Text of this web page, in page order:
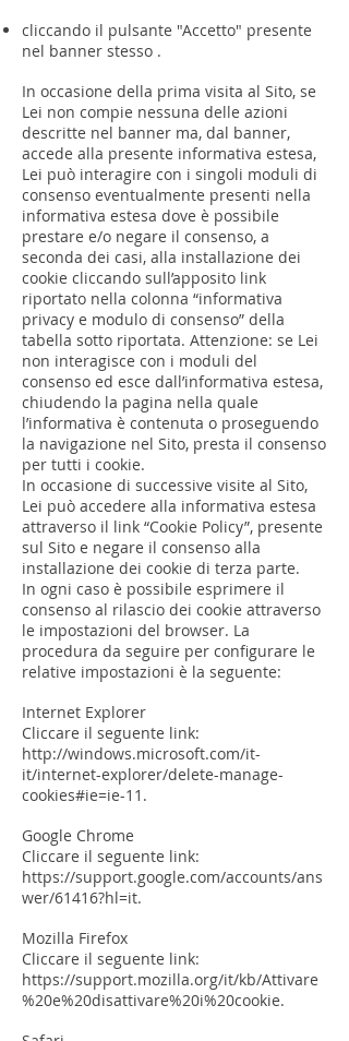
cliccando il pulsante "Accetto" presente
nel banner stesso .
In occasione della prima visita al Sito, se
Lei non compie nessuna delle azioni
descritte nel banner ma, dal banner,
accede alla presente informativa estesa,
Lei può interagire con i singoli moduli di
consenso eventualmente presenti nella
informativa estesa dove è possibile
prestare e/o negare il consenso, a
seconda dei casi, alla installazione dei
cookie cliccando sull’apposito link
riportato nella colonna “informativa
privacy e modulo di consenso” della
tabella sotto riportata. Attenzione: se Lei
non interagisce con i moduli del
consenso ed esce dall’informativa estesa,
chiudendo la pagina nella quale
l’informativa è contenuta o proseguendo
la navigazione nel Sito, presta il consenso
per tutti i cookie.
In occasione di successive visite al Sito,
Lei può accedere alla informativa estesa
attraverso il link “Cookie Policy”, presente
sul Sito e negare il consenso alla
installazione dei cookie di terza parte.
In ogni caso è possibile esprimere il
consenso al rilascio dei cookie attraverso
le impostazioni del browser. La
procedura da seguire per configurare le
relative impostazioni è la seguente:
Internet Explorer
Cliccare il seguente link:
http://windows.microsoft.com/it-
it/internet-explorer/delete-manage-
cookies#ie=ie-11.
Google Chrome
Cliccare il seguente link:
https://support.google.com/accounts/ans
wer/61416?hl=it.
Mozilla Firefox
Cliccare il seguente link:
https://support.mozilla.org/it/kb/Attivare
%20e%20disattivare%20i%20cookie.